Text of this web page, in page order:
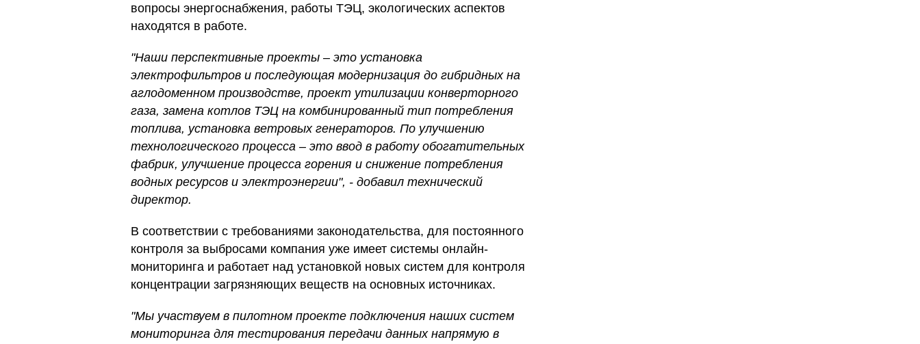
вопросы энергоснабжения, работы ТЭЦ, экологических аспектов
находятся в работе.
"Наши перспективные проекты – это установка
электрофильтров и последующая модернизация до гибридных на
аглодоменном производстве, проект утилизации конверторного
газа, замена котлов ТЭЦ на комбинированный тип потребления
топлива, установка ветровых генераторов. По улучшению
технологического процесса – это ввод в работу обогатительных
фабрик, улучшение процесса горения и снижение потребления
водных ресурсов и электроэнергии", - добавил технический
директор.
В соответствии с требованиями законодательства, для постоянного
контроля за выбросами компания уже имеет системы онлайн-
мониторинга и работает над установкой новых систем для контроля
концентрации загрязняющих веществ на основных источниках.
"Мы участвуем в пилотном проекте подключения наших систем
мониторинга для тестирования передачи данных напрямую в